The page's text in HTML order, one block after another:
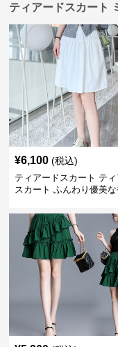
ティアードスカート
¥6,100 (税込)
ティアードスカート テ
スカート ふんわり優美